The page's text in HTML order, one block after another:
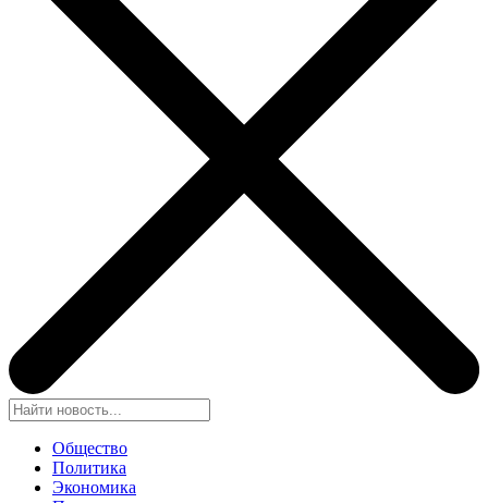
Общество
Политика
Экономика